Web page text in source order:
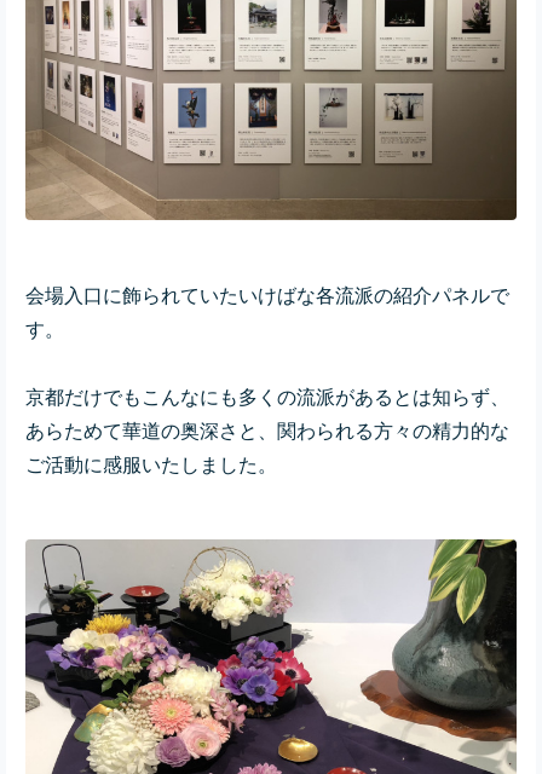
会場入口に飾られていたいけばな各流派の紹介パネルで
す。
京都だけでもこんなにも多くの流派があるとは知らず、
あらためて華道の奥深さと、関わられる方々の精力的な
ご活動に感服いたしました。